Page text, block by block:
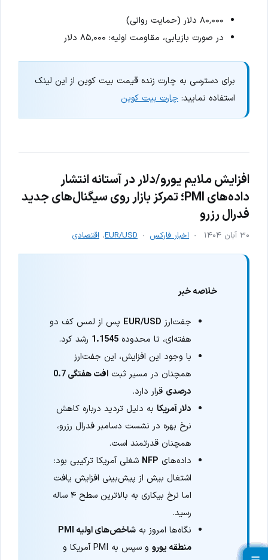
۸۰٬۰۰۰ دلار (حمایت روانی)
در صورت بازیابی، مقاومت اولیه: ۸۵٬۰۰۰ دلار
برای دسترسی به چارت زنده قیمت بیت کوین از این لینک
استفاده نمایید: چارت بیت کوین
افزایش ملایم یورو/دلار در آستانه انتشار
داده‌های PMI؛ تمرکز بازار روی سیگنال‌های جدید
فدرال رزرو
۳۰ آبان ۱۴۰۴ اخبار فارکس EUR/USD، اقتصادی
خلاصه خبر
جفت‌ارز EUR/USD پس از لمس کف دو
هفته‌ای، تا محدوده1.1545 رشد کرد.
با وجود این افزایش، این جفت‌ارز
همچنان در مسیر ثبت
افت هفتگی 0.7
درصدی قرار دارد.
دلار آمریکا به دلیل تردید درباره کاهش
نرخ بهره در نشست دسامبر فدرال رزرو،
همچنان قدرتمند است.
داده‌های NFP شغلی آمریکا ترکیبی بود:
اشتغال بیش از پیش‌بینی افزایش یافت
اما نرخ بیکاری به بالاترین سطح ۴ ساله
رسید.
نگاه‌ها امروز به
شاخص‌های اولیه PMI
منطقه یورو
و سپس به PMI آمریکا و